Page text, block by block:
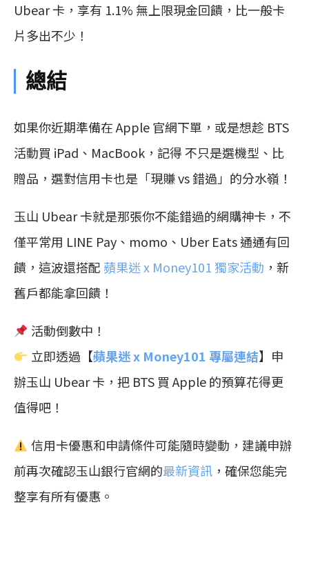
Ubear 卡，享有 1.1% 無上限現金回饋，比一般卡
片多出不少！
總結
如果你近期準備在 Apple 官網下單，或是想趁 BTS
活動買 iPad、MacBook，記得 不只是選機型、比
贈品，選對信用卡也是「現賺 vs 錯過」的分水嶺！
玉山 Ubear 卡就是那張你不能錯過的網購神卡，不
僅平常用 LINE Pay、momo、Uber Eats 通通有回
饋，這波還搭配 蘋果迷 x Money101 獨家活動 ，新
舊戶都能拿回饋！
活動倒數中！
立即透過【蘋果迷 x Money101 專屬連結】申
辦玉山 Ubear 卡，把 BTS 買 Apple 的預算花得更
值得吧！
信用卡優惠和申請條件可能隨時變動，建議申辦
前再次確認玉山銀行官網的最新資訊 ，確保您能完
整享有所有優惠。